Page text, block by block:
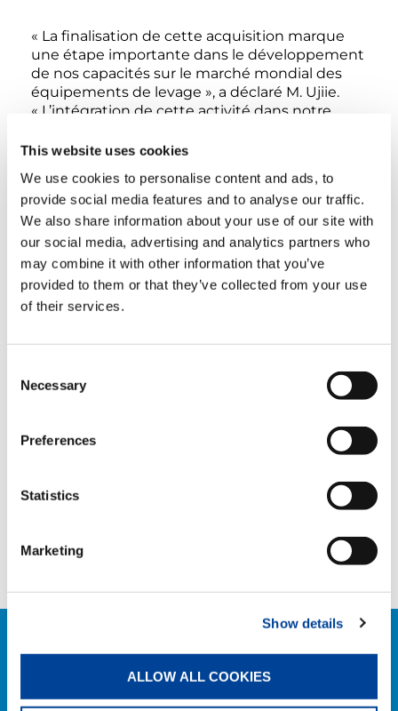
This website uses cookies
We use cookies to personalise content and ads, to
provide social media features and to analyse our traffic.
We also share information about your use of our site with
our social media, advertising and analytics partners who
may combine it with other information that you’ve
provided to them or that they’ve collected from your use
of their services.
Selection
Necessary
Preferences
Statistics
Marketing
Show details
ALLOW ALL COOKIES
« La finalisation de cette acquisition marque
une étape importante dans le développement
de nos capacités sur le marché mondial des
équipements de levage », a déclaré M. Ujiie.
« L’intégration de cette activité dans notre
répondre aux besoins en constante évolution
terme. »
Cette acquisition souligne l’engagement de
Tadano en faveur de l’innovation, de la
diversification et d’un leadership mondial dans
le domaine des solutions de levage.
PARTAGER
Facebook
ACTUALITÉS LIÉES
EXPLORER TOUTES LES NEWS